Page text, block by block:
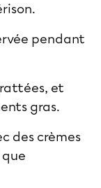
pendant
et
gras.
des crèmes